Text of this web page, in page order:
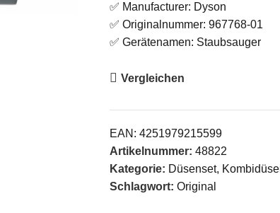
✅ Manufacturer: Dyson
✅ Originalnummer: 967768-01
✅ Gerätenamen: Staubsauger
Vergleichen
EAN: 4251979215599
Artikelnummer: 48822
Kategorie: Düsenset,
Schlagwort: Original